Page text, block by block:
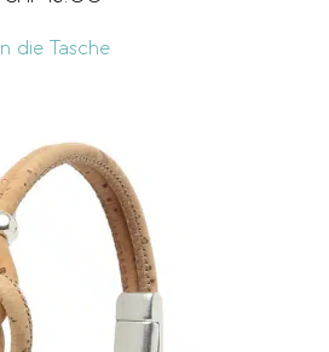
In die Tasche